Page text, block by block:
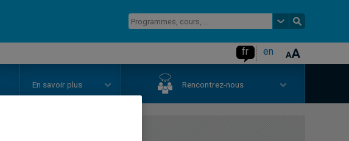
fr en
En savoir plus Rencontrez-nous